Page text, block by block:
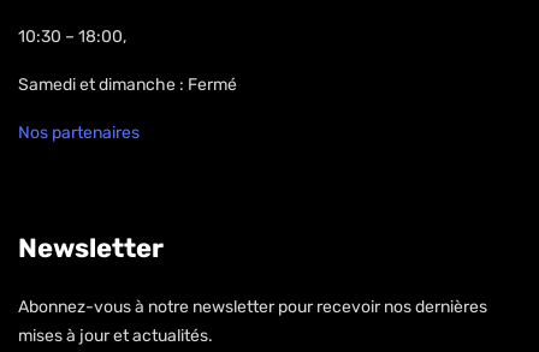
10:30 – 18:00,
Samedi et dimanche : Fermé
Nos partenaires
Newsletter
Abonnez-vous à notre newsletter pour recevoir nos dernières
mises à jour et actualités.